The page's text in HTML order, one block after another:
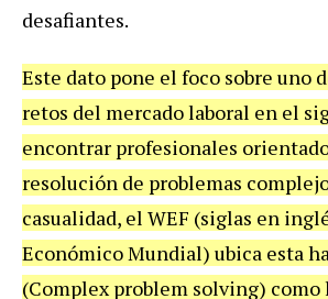
desafiantes.
Este dato pone el foco sobre uno
retos del mercado laboral en el
encontrar profesionales
resolución de problemas
casualidad, el WEF (siglas en
Económico Mundial) ubica esta
(Complex problem solving) como